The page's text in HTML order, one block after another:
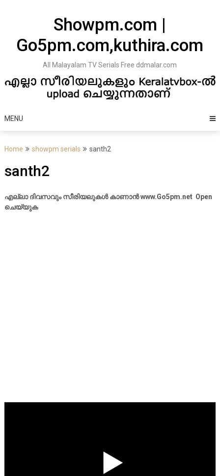
Showpm.com |
Go5pm.com,kuthira.com
All Malayalam TV Serials Free ddmalar.com
MENU
Home showpm serials santh2
santh2
എല്ലാ ദിവസവും സീരിയലുകൾ കാണാൻ www.Go5pm.net Open
ചെയ്യുക